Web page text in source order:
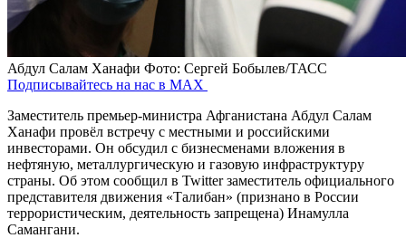
Абдул Салам Ханафи Фото: Сергей Бобылев/ТАСС
Подписывайтесь на нас в MAX
Заместитель премьер-министра Афганистана Абдул Салам
Ханафи провёл встречу с местными и российскими
инвесторами. Он обсудил с бизнесменами вложения в
нефтяную, металлургическую и газовую инфраструктуру
страны. Об этом сообщил в Twitter заместитель официального
представителя движения «Талибан» (признано в России
террористическим, деятельность запрещена) Инамулла
Самангани.